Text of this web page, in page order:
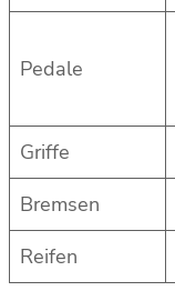
Pedale
Griffe
Bremsen
Reifen